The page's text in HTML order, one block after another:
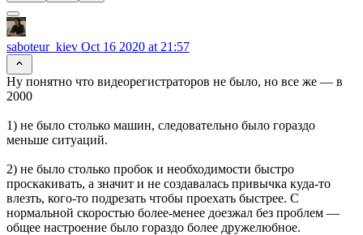
saboteur_kiev Oct 16 2020 at 21:57
Ну понятно что видеорегистраторов не было, но все же — в
2000
1) не было столько машин, следовательно было гораздо
меньше ситуаций.
2) не было столько пробок и необходимости быстро
проскакивать, а значит и не создавалась привычка куда-то
влезть, кого-то подрезать чтобы проехать быстрее. С
нормальной скоростью более-менее доезжал без проблем —
общее настроение было гораздо более дружелюбное.